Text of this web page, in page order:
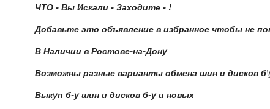
ЧТО - Вы Искали - Заходите - !
Добавьте это объявление в избранное чтобы не
В Наличии в Ростове-на-Дону
Возможны разные варианты обмена шин и дисков
Выкуп б-у шин и дисков б-у и новых